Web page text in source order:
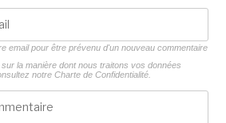
email pour être prévenu d'un nouveau commentaire
la manière dont nous traitons vos données
notre Charte de Confidentialité.